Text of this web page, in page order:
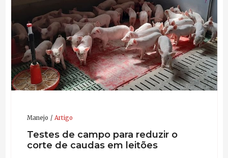
Manejo Artigo
Testes de campo para reduzir o
corte de caudas em leitões